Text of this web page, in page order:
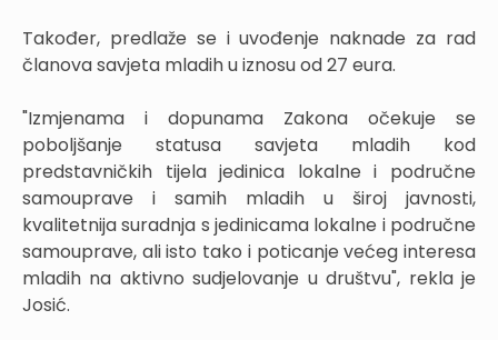
Također, predlaže se i uvođenje naknade za rad
članova savjeta mladih u iznosu od 27 eura.
"Izmjenama i dopunama Zakona očekuje se
poboljšanje statusa savjeta mladih kod
predstavničkih tijela jedinica lokalne i područne
samouprave i samih mladih u široj javnosti,
kvalitetnija suradnja s jedinicama lokalne i područne
samouprave, ali isto tako i poticanje većeg interesa
mladih na aktivno sudjelovanje u društvu", rekla je
Josić.